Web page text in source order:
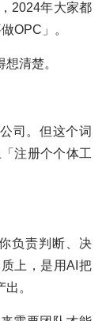
2024年大家都
OPC」。
清楚。
司。但这个词
注册个个体工
负责判断、决
上，是用AI把
。